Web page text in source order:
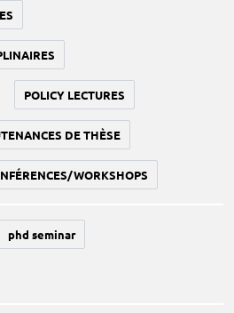
POLICY LECTURES
DE THÈSE
WORKSHOPS
phd seminar